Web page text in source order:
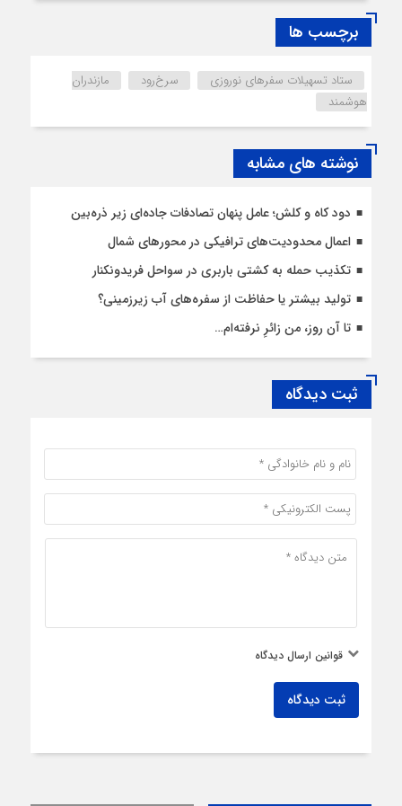
برچسب ها
ستاد تسهیلات سفرهای نوروزی سرخ‌رود
مازندران
هوشمند
نوشته های مشابه
دود کاه و کلش؛ عامل پنهان تصادفات جاده‌ای زیر ذره‌بین
اعمال محدودیت‌‌های ترافیکی در محورهای شمال
تکذیب حمله به کشتی باربری در سواحل فریدونکنار
تولید بیشتر یا حفاظت از سفره‌های آب زیرزمینی؟
تا آن روز، من زائرِ نرفته‌ام…
ثبت دیدگاه
قوانین ارسال دیدگاه
ثبت دیدگاه